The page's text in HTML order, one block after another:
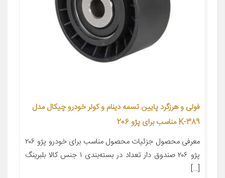
فولی و هرزگرد پایین تسمه دینام و کولر خودرو چیکال مدل
K-389 مناسب برای پژو 206
معرفی محصول جزئیات محصول مناسب برای خودرو پژو ۲۰۶
پژو ۲۰۶ صندوق دار تعداد در بسته‌بندی ۱ جنس کالا بلبرینگ
[…]